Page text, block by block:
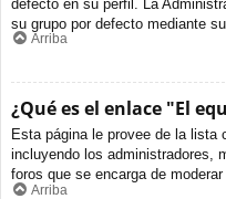
defecto en su perfil. La
su grupo por defecto mediante
Arriba
¿Qué es el enlace "El
Esta página le provee de la lista
incluyendo los administradores,
foros que se encarga de
Arriba